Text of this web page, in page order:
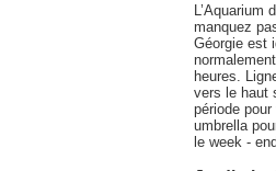
manquez
Géorgie est
heures.
vers le haut
période
umbrella
le week -